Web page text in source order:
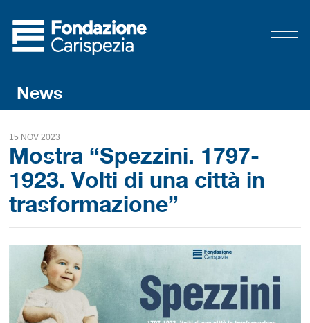
News
15 NOV 2023
Mostra “Spezzini. 1797-
1923. Volti di una città in
trasformazione”